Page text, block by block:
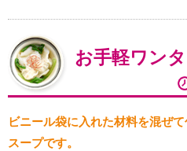
お手軽ワン
ビニール袋に入れた材料を混ぜ
スープです。